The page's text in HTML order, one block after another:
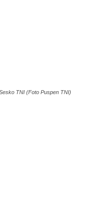
TNI (Foto Puspen TNI)